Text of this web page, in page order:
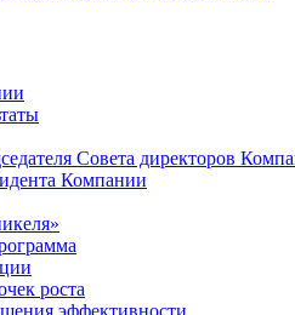
Совета директоров
Компании
роста
эффективности